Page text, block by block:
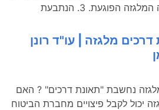
דרכים מלגזה | עו"ד רונן
נחשבת "תאונת דרכים" ? האם
יכול לקבל פיצויים מחברת הביטוח